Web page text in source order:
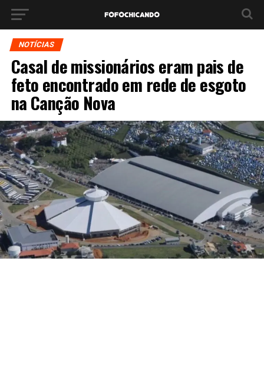
NOTÍCIAS
Casal de missionários eram pais de
feto encontrado em rede de esgoto
na Canção Nova